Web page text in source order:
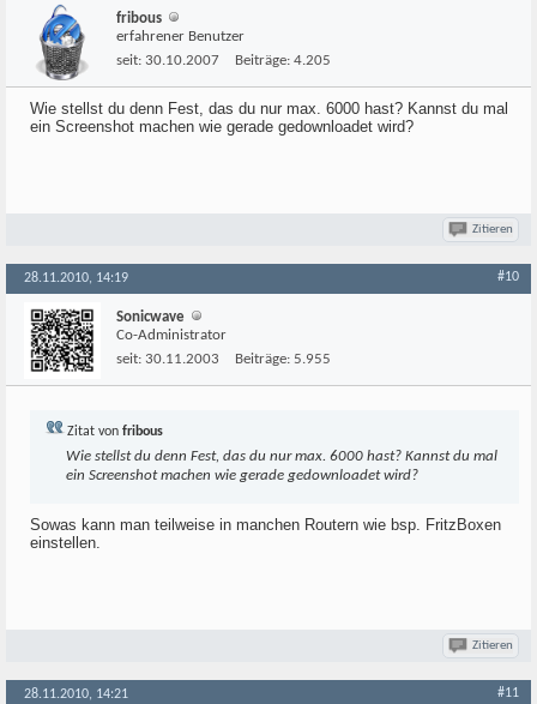
fribous
erfahrener Benutzer
seit: 30.10.2007 Beiträge: 4.205
Wie stellst du denn Fest, das du nur max. 6000 hast? Kannst du mal
ein Screenshot machen wie gerade gedownloadet wird?
Zitieren
28.11.2010, 14:19 #10
Sonicwave
Co-Administrator
seit: 30.11.2003 Beiträge: 5.955
Zitat von fribous
Wie stellst du denn Fest, das du nur max. 6000 hast? Kannst du mal
ein Screenshot machen wie gerade gedownloadet wird?
Sowas kann man teilweise in manchen Routern wie bsp. FritzBoxen
einstellen.
Zitieren
28.11.2010, 14:21 #11